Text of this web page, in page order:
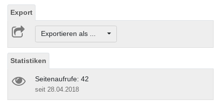
Export
Exportieren als ...
Statistiken
Seitenaufrufe: 42
seit 28.04.2018